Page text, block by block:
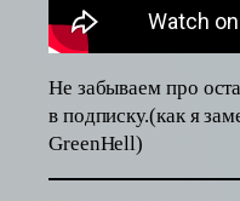
Не забываем про
в подписку.(как я
GreenHell)